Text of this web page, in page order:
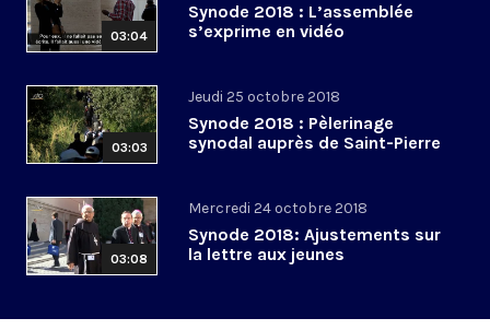
03:04
Synode 2018 : L’assemblée
s’exprime en vidéo
03:03
Jeudi 25 octobre 2018
Synode 2018 : Pèlerinage
synodal auprès de Saint-Pierre
03:08
Mercredi 24 octobre 2018
Synode 2018: Ajustements sur
la lettre aux jeunes